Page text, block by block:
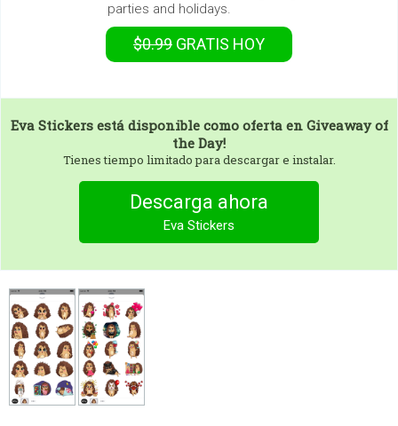
parties and holidays.
$0.99 GRATIS HOY
Eva Stickersestá disponible como oferta en Giveaway of
the Day!
Tienes tiempo limitado para descargar e instalar.
Descarga ahora
Eva Stickers